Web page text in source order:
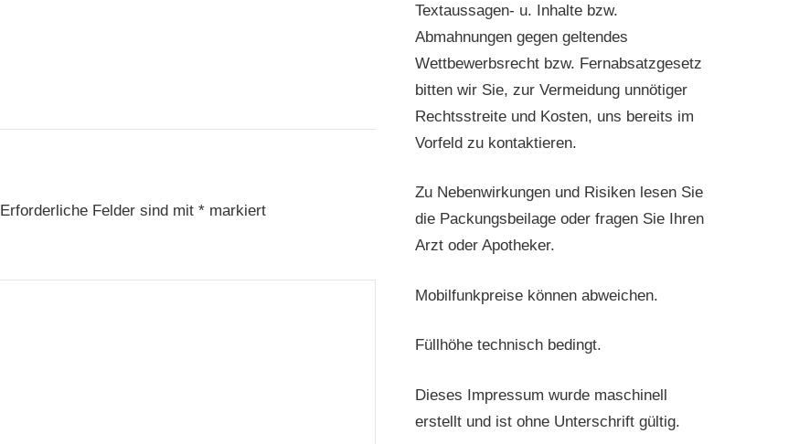
Erforderliche Felder sind mit *markiert
Textaussagen- u. Inhalte bzw.
Abmahnungen gegen geltendes
Wettbewerbsrecht bzw. Fernabsatzgesetz
bitten wir Sie, zur Vermeidung unnötiger
Rechtsstreite und Kosten, uns bereits im
Vorfeld zu kontaktieren.
Zu Nebenwirkungen und Risiken lesen Sie
die Packungsbeilage oder fragen Sie Ihren
Arzt oder Apotheker.
Mobilfunkpreise können abweichen.
Füllhöhe technisch bedingt.
Dieses Impressum wurde maschinell
erstellt und ist ohne Unterschrift gültig.